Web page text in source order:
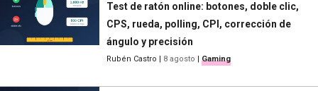
Test de ratón online: botones, doble clic,
CPS, rueda, polling, CPI, corrección de
ángulo y precisión
Rubén Castro | 8 agosto | Gaming